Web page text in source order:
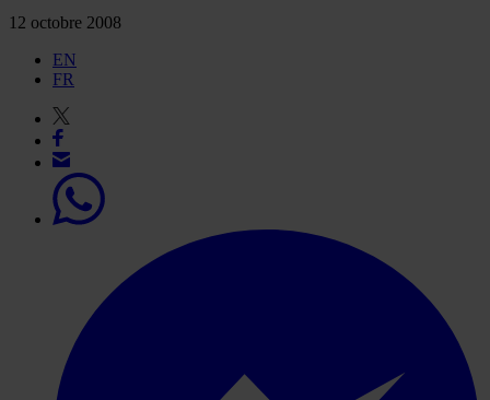
12 octobre 2008
EN
FR